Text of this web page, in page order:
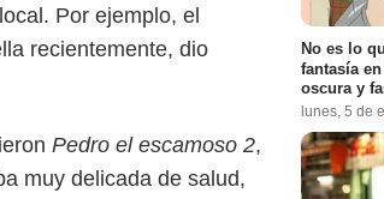
local. Por ejemplo, el
recientemente, dio
Pedro el escamoso 2,
muy delicada de salud,
No es lo
fantasía
oscura y
lunes, 5 de